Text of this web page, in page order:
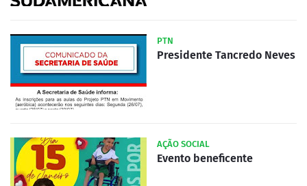
PTN
Presidente Tancredo Neves
AÇÃO SOCIAL
Evento beneficente